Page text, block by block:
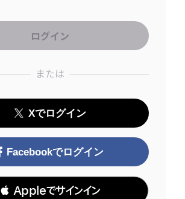
または
Xでログイン
Facebookでログイン
 Appleでサインイン